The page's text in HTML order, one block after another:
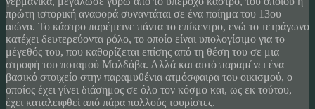
πρώτη ιστορική αναφορά συναντάται σε ένα ποίημα του 13ου
αιώνα. Το κάστρο παρέμεινε πάντα το επίκεντρο, ενώ το τετράγωνο
κατέχει δευτερεύοντα ρόλο, το οποίο είναι υπολογίσιμο για το
μέγεθός του, που καθορίζεται επίσης από τη θέση του σε μια
στροφή του ποταμού Μολδάβα. Αλλά και αυτό παραμένει ένα
βασικό στοιχείο στην παραμυθένια ατμόσφαιρα του οικισμού, ο
οποίος έχει γίνει διάσημος σε όλο τον κόσμο και, ως εκ τούτου,
έχει καταλειφθεί από πάρα πολλούς τουρίστες.